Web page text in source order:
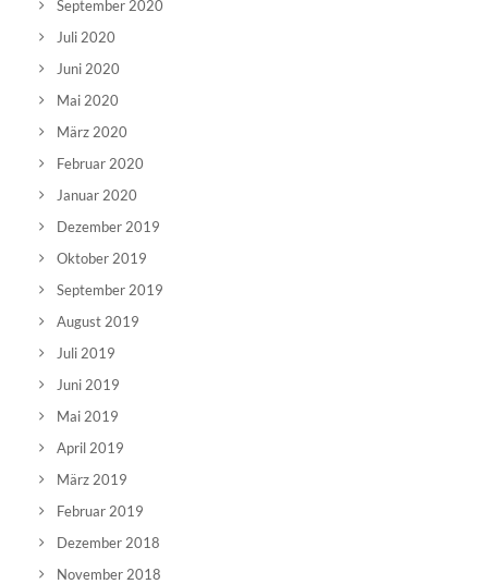
September 2020
Juli 2020
Juni 2020
Mai 2020
März 2020
Februar 2020
Januar 2020
Dezember 2019
Oktober 2019
September 2019
August 2019
Juli 2019
Juni 2019
Mai 2019
April 2019
März 2019
Februar 2019
Dezember 2018
November 2018